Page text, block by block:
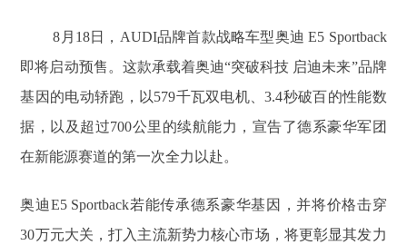
8月18日，AUDI品牌首款战略车型奥迪 E5 Sportback
即将启动预售。这款承载着奥迪“突破科技 启迪未来”品牌
基因的电动轿跑，以579千瓦双电机、3.4秒破百的性能数
据，以及超过700公里的续航能力，宣告了德系豪华军团
在新能源赛道的第一次全力以赴。
奥迪E5 Sportback若能传承德系豪华基因，并将价格击穿
30万元大关，打入主流新势力核心市场，将更彰显其发力